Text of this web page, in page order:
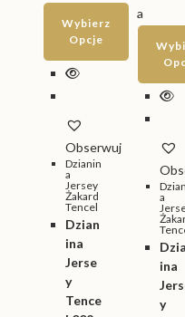
Wybierz
Opcje
Ten
produkt
wiele
wariantów.
Opcje
można
wybrać
produktu
Obserwuj
Dzianin
a
Jersey
Żakard
Tencel
Dzian
ina
Jerse
y
Tence
Ten
produkt
wiele
Opcje
można
wybrać
a
ina
y